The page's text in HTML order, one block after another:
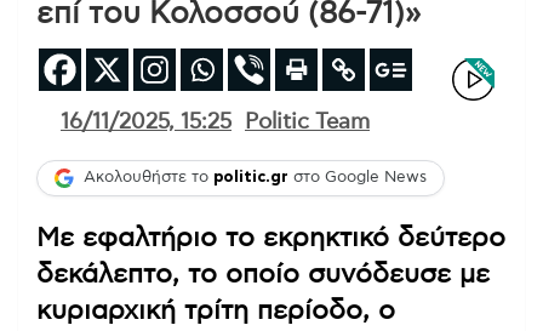
επί του Κολοσσού (86-71)»
16/11/2025, 15:25 Politic Team
Ακολουθήστε το politic.gr στο Google News
Με εφαλτήριο το εκρηκτικό δεύτερο
δεκάλεπτο, το οποίο συνόδευσε με
κυριαρχική τρίτη περίοδο, ο